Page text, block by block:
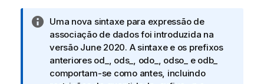
o
r
m
a
t
N
o
t
a
i
Uma nova sintaxe para expressão de
associação de dados foi introduzida na
versão June 2020. A sintaxe e os prefixos
anteriores od_ ods_ odo_ odso_ e odb_
comportam-se como antes, incluindo